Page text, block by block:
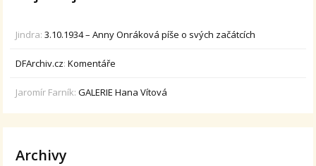
Jindra:3.10.1934 – Anny Onráková píše o svých začátcích
DFArchiv.cz:Komentáře
Jaromír Farník:GALERIE Hana Vítová
Archivy